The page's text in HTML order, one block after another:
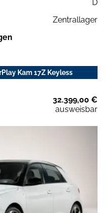
D
Zentrallager
Kam 17Z Keyless
32.399,00 €
ausweisbar